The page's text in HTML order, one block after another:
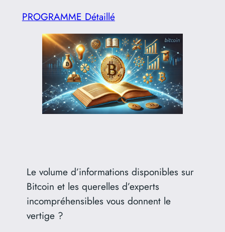
PROGRAMME Détaillé
Le volume d’informations disponibles sur
Bitcoin et les querelles d’experts
incompréhensibles vous donnent le
vertige ?